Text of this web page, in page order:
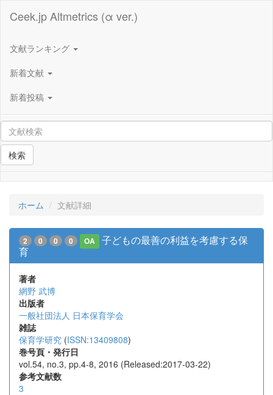
Ceek.jp Altmetrics (α ver.)
文献ランキング
新着文献
新着投稿
検索
ホーム 文献詳細
2 0 0 0 OA
子どもの最善の利益を考慮する保
育
著者
網野 武博
出版者
一般社団法人 日本保育学会
雑誌
保育学研究 (ISSN:13409808)
巻号頁・発行日
vol.54, no.3, pp.4-8, 2016 (Released:2017-03-22)
参考文献数
3